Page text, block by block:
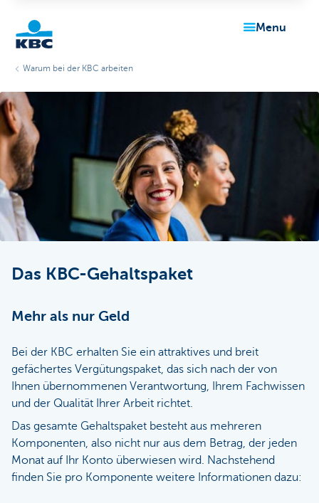
KBC
Particulieren
menu
Warum bei der KBC arbeiten
Das KBC-Gehaltspaket
Mehr als nur Geld
Bei der KBC erhalten Sie ein attraktives und breit
gefächertes Vergütungspaket, das sich nach der von
Ihnen übernommenen Verantwortung, Ihrem Fachwissen
und der Qualität Ihrer Arbeit richtet.
Das gesamte Gehaltspaket besteht aus mehreren
Komponenten, also nicht nur aus dem Betrag, der jeden
Monat auf Ihr Konto überwiesen wird. Nachstehend
finden Sie pro Komponente weitere Informationen dazu: